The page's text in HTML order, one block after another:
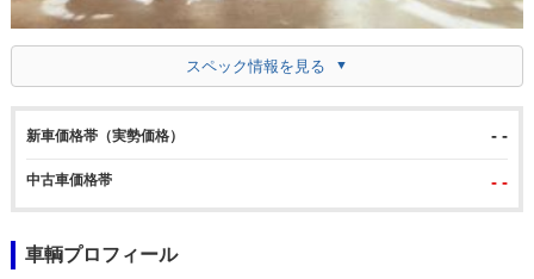
スペック情報を見る
新車価格帯（実勢価格） - -
中古車価格帯 - -
車輌プロフィール